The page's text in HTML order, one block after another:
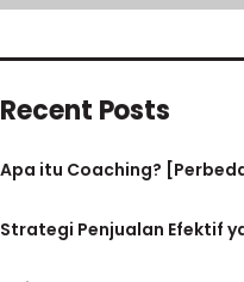
Recent Posts
Apa itu Coaching?
Strategi Penjualan Efektif